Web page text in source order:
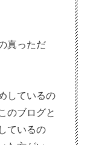
真っただ
しているの
のブログと
ているの